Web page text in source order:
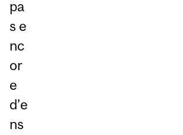
pa
s e
nc
or
e
d’e
ns